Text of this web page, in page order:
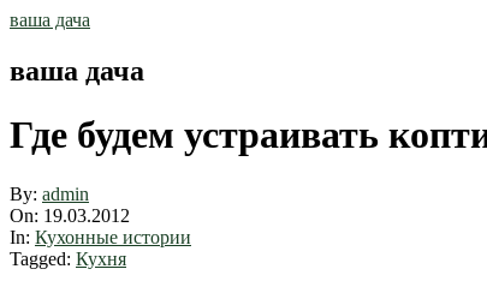
Skip
ваша дача
ваша дача
Где будем устраивать
By: admin
On: 19.03.2012
In: Кухонные истории
Tagged: Кухня